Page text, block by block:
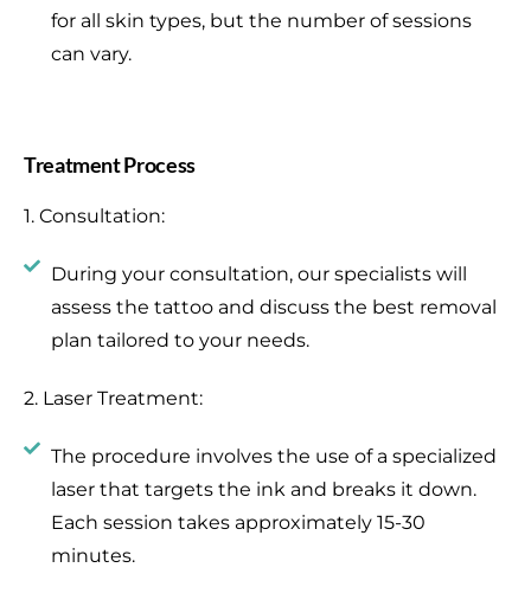
for all skin types, but the number of sessions
can vary.
Treatment Process
1. Consultation:
During your consultation, our specialists will
assess the tattoo and discuss the best removal
plan tailored to your needs.
2. Laser Treatment:
The procedure involves the use of a specialized
laser that targets the ink and breaks it down.
Each session takes approximately 15-30
minutes.